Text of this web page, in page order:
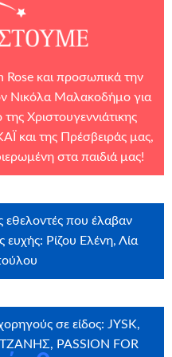
Rose και προσωπικά την
Νικόλα Μαλακοδήμο για
Χριστουγεννιάτικης
και της Πρέσβειράς μας,
στα παιδιά μας!
εθελοντές που έλαβαν
Ρίζου Ελένη, Λία
σε είδος: JYSK,
PASSION FOR